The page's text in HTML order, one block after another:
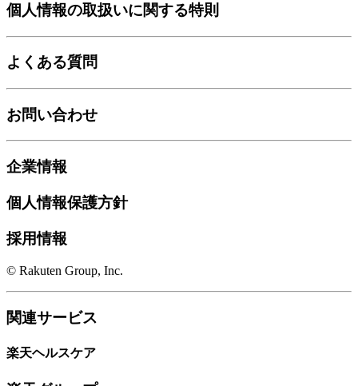
個人情報の取扱いに関する特則
よくある質問
お問い合わせ
企業情報
個人情報保護方針
採用情報
© Rakuten Group, Inc.
関連サービス
楽天ヘルスケア